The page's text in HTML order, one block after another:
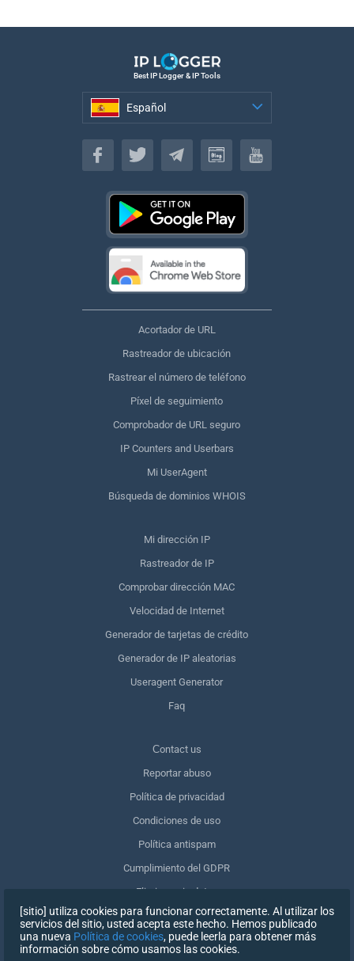
Best IP Logger & IP Tools
Español
Español
Acortador de URL
Rastreador de ubicación
Rastrear el número de teléfono
Píxel de seguimiento
Comprobador de URL seguro
IP Counters and Userbars
Mi UserAgent
Búsqueda de dominios WHOIS
Mi dirección IP
Rastreador de IP
Comprobar dirección MAC
Velocidad de Internet
Generador de tarjetas de crédito
Generador de IP aleatorias
Useragent Generator
Faq
Сontact us
Reportar abuso
Política de privacidad
Condiciones de uso
Política antispam
Cumplimiento del GDPR
Eliminar mis datos
Retirar el consentimiento
[sitio] utiliza cookies para funcionar correctamente. Al utilizar los
servicios del sitio, usted acepta este hecho. Hemos publicado
una nueva Política de cookies, puede leerla para obtener más
información sobre cómo usamos las cookies.